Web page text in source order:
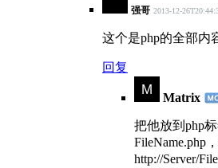
强哥 2013-12-
这个是php的全部内
回复
Matrix
把他放到php
FileName.php
http://Server/